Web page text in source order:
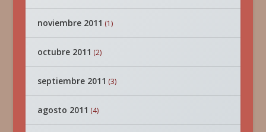
noviembre 2011 (1)
octubre 2011 (2)
septiembre 2011 (3)
agosto 2011 (4)